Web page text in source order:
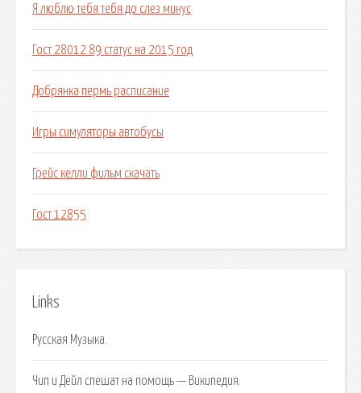
Я люблю тебя тебя до слез минус
Гост 28012 89 статус на 2015 год
Добрянка пермь расписание
Игры симуляторы автобусы
Грейс келли фильм скачать
Гост 12855
Links
Русская Музыка.
Чип и Дейл спешат на помощь — Википедия.